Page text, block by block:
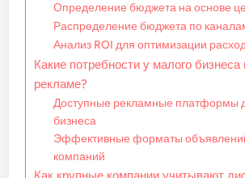
Определение бюджета на основе
Распределение бюджета по
Анализ ROI для оптимизации
Какие потребности у малого
рекламе?
Доступные рекламные платформы
бизнеса
Эффективные форматы
компаний